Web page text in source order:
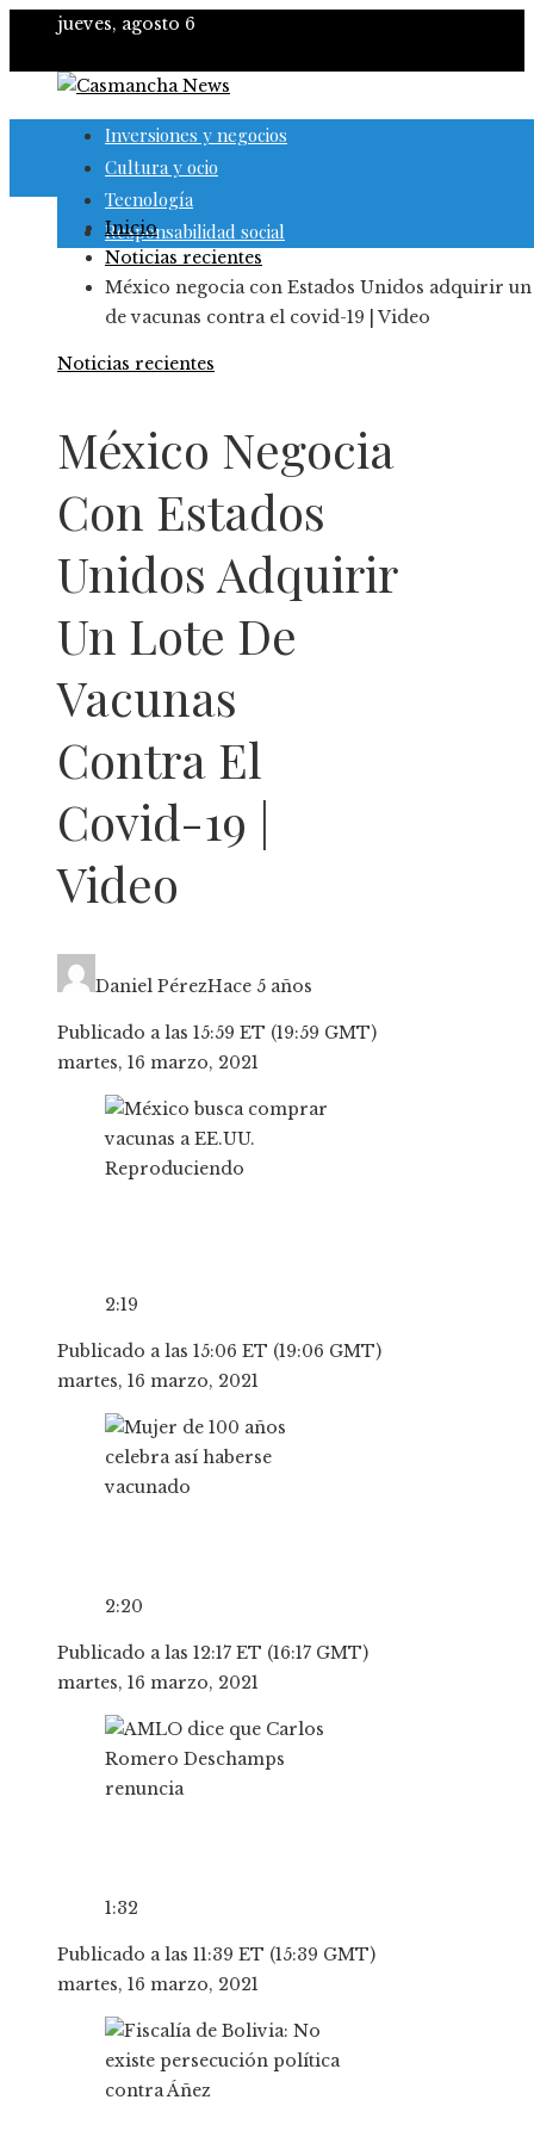
jueves, agosto 6
Inversiones y negocios
Cultura y ocio
Tecnología
Responsabilidad social
Inicio
Noticias recientes
México negocia con Estados Unidos adquirir
de vacunas contra el covid-19 | Video
Noticias recientes
México Negocia
Con Estados
Unidos Adquirir
Un Lote De
Vacunas
Contra El
Covid-19 |
Video
Daniel PérezHace 5 años
Publicado a las 15:59 ET (19:59 GMT)
martes, 16 marzo, 2021
Reproduciendo
2:19
Publicado a las 15:06 ET (19:06 GMT)
martes, 16 marzo, 2021
2:20
Publicado a las 12:17 ET (16:17 GMT)
martes, 16 marzo, 2021
1:32
Publicado a las 11:39 ET (15:39 GMT)
martes, 16 marzo, 2021